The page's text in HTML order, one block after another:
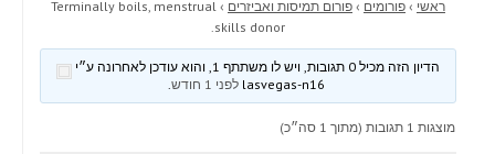
ראשי › פורומים › פורום תמיסות ואביזרים ›
Terminally boils, menstrual
skills donor.
הדיון הזה מכיל 0 תגובות, ויש לו משתתף 1, והוא עודכן לאחרונה ע״י
לפני 1 חודש .
מוצגות 1 תגובות (מתוך 1 סה״כ)